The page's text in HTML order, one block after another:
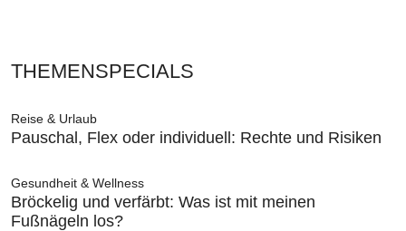
THEMENSPECIALS
Reise & Urlaub
Pauschal, Flex oder individuell: Rechte und Risiken
Gesundheit & Wellness
Bröckelig und verfärbt: Was ist mit meinen
Fußnägeln los?